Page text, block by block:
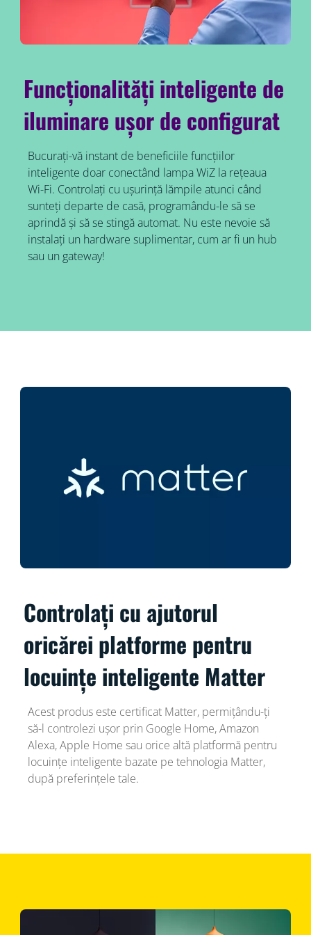
Funcționalități inteligente de
iluminare ușor de configurat
Bucurați-vă instant de beneficiile funcțiilor
inteligente doar conectând lampa WiZ la rețeaua
Wi-Fi. Controlați cu ușurință lămpile atunci când
sunteți departe de casă, programându-le să se
aprindă și să se stingă automat. Nu este nevoie să
instalați un hardware suplimentar, cum ar fi un hub
sau un gateway!
Controlați cu ajutorul
oricărei platforme pentru
locuințe inteligente Matter
Acest produs este certificat Matter, permițându-ți
să-l controlezi ușor prin Google Home, Amazon
Alexa, Apple Home sau orice altă platformă pentru
locuințe inteligente bazate pe tehnologia Matter,
după preferințele tale.